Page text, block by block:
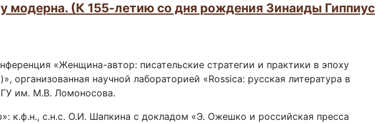
модерна. (К 155-летию со дня рождения Зинаиды Гиппиус
«Женщина-автор: писательские стратегии и практики в эпоху
научной лабораторией «Rossica: русская литература в
им. М.В. Ломоносова.
к.ф.н., с.н.с. О.И. Шапкина с докладом «Э. Ожешко и российская пресса